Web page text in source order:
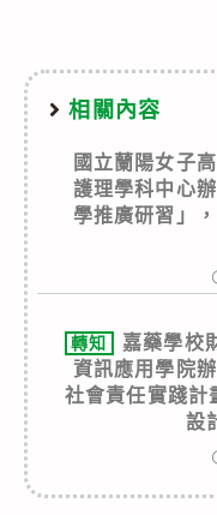
相關內容
國立蘭陽女子
護理學科中心
學推廣研習」
轉知
嘉藥學校
資訊應用學院
社會責任實踐計
設